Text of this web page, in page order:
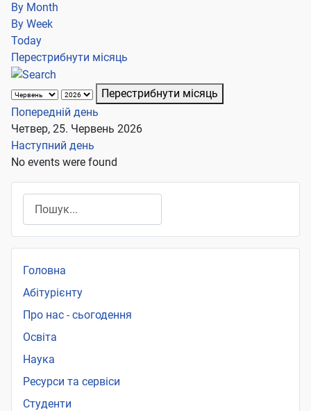
By Month
By Week
Today
Перестрибнути місяць
Перестрибнути місяць
Попередній день
Четвер, 25. Червень 2026
Наступний день
No events were found
Головна
Абітурієнту
Про нас - сьогодення
Освіта
Наука
Ресурси та сервіси
Студенти